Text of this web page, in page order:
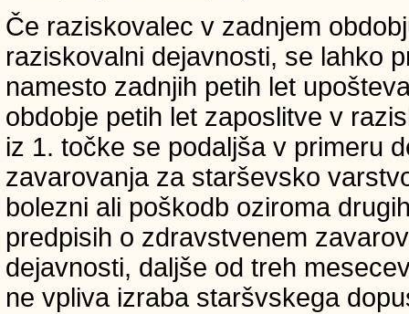
Če raziskovalec v zadnjem
raziskovalni dejavnosti, se lahko
namesto zadnjih petih let
obdobje petih let zaposlitve v
iz 1. točke se podaljša v primeru
zavarovanja za starševsko
bolezni ali poškodb oziroma
predpisih o zdravstvenem
dejavnosti, daljše od treh
ne vpliva izraba staršvskega